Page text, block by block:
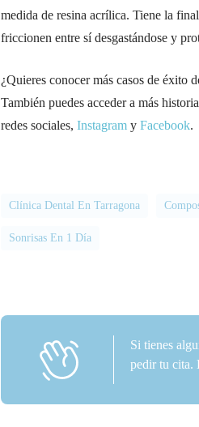
medida de resina acrílica. Tiene la
friccionen entre sí desgastándose y
¿Quieres conocer más casos de éxito
También puedes acceder a más
redes sociales, Instagramy Facebook.
Clínica Dental En Tarragona
Sonrisas En 1 Día
Si tienes
pedir tu cita.